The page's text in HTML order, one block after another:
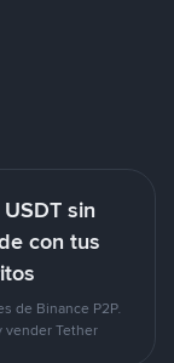
sin
con tus
de Binance P2P.
vender Tether